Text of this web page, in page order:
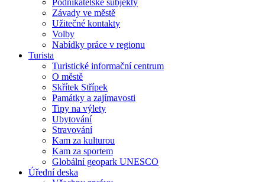
Podnikatelské subjekty
Závady ve městě
Užitečné kontakty
Volby
Nabídky práce v regionu
Turista
Turistické informační centrum
O městě
Skřítek Střípek
Památky a zajímavosti
Tipy na výlety
Ubytování
Stravování
Kam za kulturou
Kam za sportem
Globální geopark UNESCO
Úřední deska